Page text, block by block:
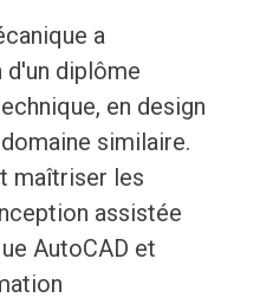
a
d'un diplôme
en design
similaire.
maîtriser les
assistée
AutoCAD et